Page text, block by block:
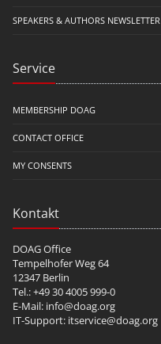
SPEAKERS & AUTHORS NEWSLETTER
Service
MEMBERSHIP DOAG
CONTACT OFFICE
MY CONSENTS
Kontakt
DOAG Office
Tempelhofer Weg 64
12347 Berlin
Tel.: +49 30 4005 999-0
E-Mail: info@doag.org
IT-Support: itservice@doag.org